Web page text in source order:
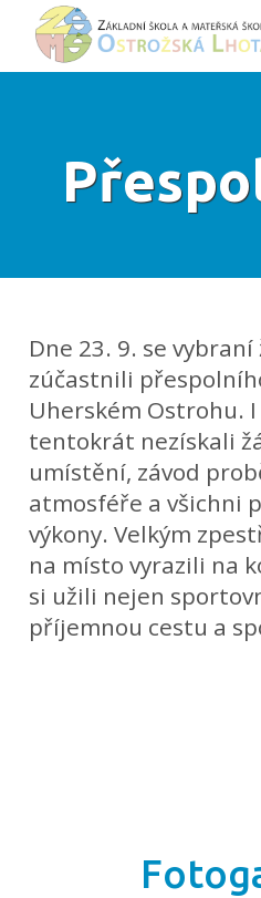
Dne 23. 9. se
zúčastnili
Uherském Ostrohu.
tentokrát nezískali
umístění, závod
atmosféře a všichni
výkony. Velkým
na místo vyrazili na
si užili nejen
příjemnou cestu a